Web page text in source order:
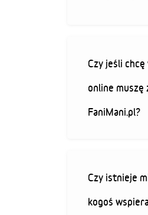
Czy jeśli
online muszę
FaniMani.pl?
Czy istnieje
kogoś